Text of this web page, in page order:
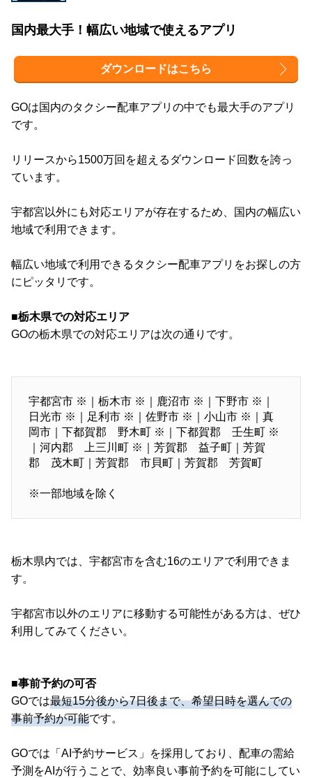
国内最大手！幅広い地域で使えるアプリ
ダウンロードはこちら
GOは国内のタクシー配車アプリの中でも最大手のアプリ
です。
リリースから1500万回を超えるダウンロード回数を誇っ
ています。
宇都宮以外にも対応エリアが存在するため、国内の幅広い
地域で利用できます。
幅広い地域で利用できるタクシー配車アプリをお探しの方
にピッタリです。
■栃木県での対応エリア
GOの栃木県での対応エリアは次の通りです。
宇都宮市 ※｜栃木市 ※｜鹿沼市 ※｜下野市 ※｜
日光市 ※｜足利市 ※｜佐野市 ※｜小山市 ※｜真
岡市｜下都賀郡 野木町 ※｜下都賀郡 壬生町 ※
｜河内郡 上三川町 ※｜芳賀郡 益子町｜芳賀
郡 茂木町｜芳賀郡 市貝町｜芳賀郡 芳賀町
※一部地域を除く
栃木県内では、宇都宮市を含む16のエリアで利用できま
す。
宇都宮市以外のエリアに移動する可能性がある方は、ぜひ
利用してみてください。
■事前予約の可否
GOでは最短15分後から7日後まで、希望日時を選んでの
事前予約が可能です。
GOでは「AI予約サービス」を採用しており、配車の需給
予測をAIが行うことで、効率良い事前予約を可能にしてい